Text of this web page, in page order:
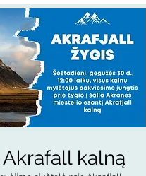
kalną